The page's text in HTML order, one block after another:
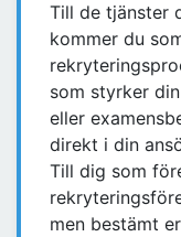
Till de tjänster
kommer du
som styrker
eller
direkt i din
Till dig som
men bestämt